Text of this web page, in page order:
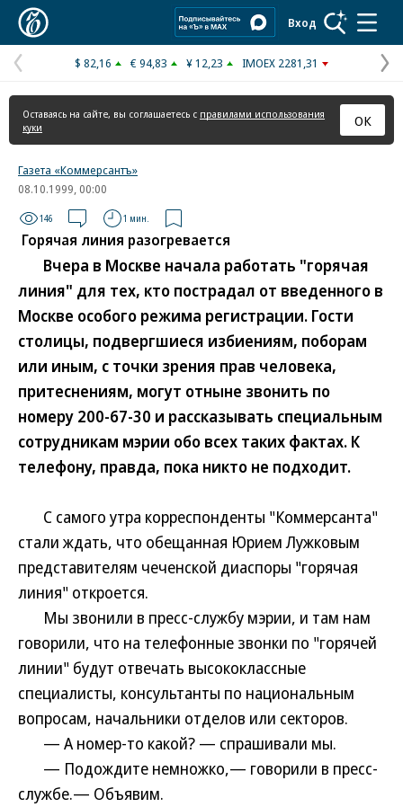
Вход
Предыдущая
страница
$ 82,16 € 94,83 ¥ 12,23 IMOEX 2281,31
Оставаясь на сайте, вы соглашаетесь с правилами использования
куки
ОК
Газета «Коммерсантъ»
08.10.1999, 00:00
146 1 мин.
Горячая линия разогревается
Вчера в Москве начала работать "горячая
линия" для тех, кто пострадал от введенного в
Москве особого режима регистрации. Гости
столицы, подвергшиеся избиениям, поборам
или иным, с точки зрения прав человека,
притеснениям, могут отныне звонить по
номеру 200-67-30 и рассказывать специальным
сотрудникам мэрии обо всех таких фактах. К
телефону, правда, пока никто не подходит.
С самого утра корреспонденты "Коммерсанта"
стали ждать, что обещанная Юрием Лужковым
представителям чеченской диаспоры "горячая
линия" откроется.
Мы звонили в пресс-службу мэрии, и там нам
говорили, что на телефонные звонки по "горячей
линии" будут отвечать высококлассные
специалисты, консультанты по национальным
вопросам, начальники отделов или секторов.
— А номер-то какой? — спрашивали мы.
— Подождите немножко,— говорили в пресс-
службе.— Объявим.